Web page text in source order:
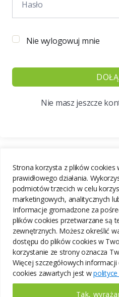
Strona korzysta z plików cookies
prawidłowego działania.
podmiotów trzecich w celu
marketingowych, analitycznych
Informacje gromadzone za
plików cookies przetwarzane są
zewnętrznych. Możesz określić
dostępu do plików cookies w
korzystanie ze strony oznacza
Więcej szczegółowych
cookies zawartych jest w
Tak,
Nie wylogowuj mnie
Nie masz jeszcze